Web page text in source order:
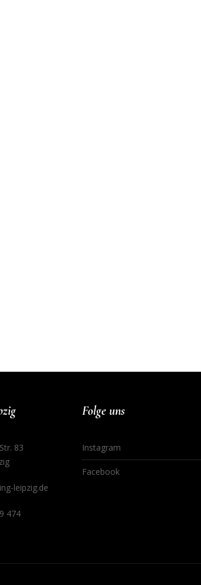
83
leipzig.de
474
Folge uns
Instagram
Facebook